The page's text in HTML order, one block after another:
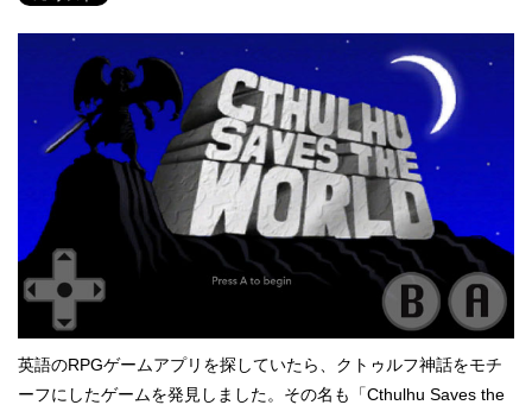
英語のRPGゲームアプリを探していたら、クトゥルフ神話をモチ
ーフにしたゲームを発見しました。その名も「Cthulhu Saves the